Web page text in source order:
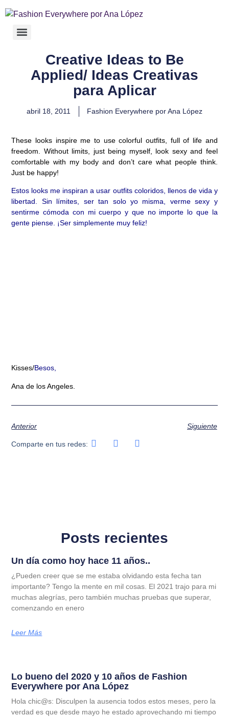
Creative Ideas to Be
Applied/ Ideas Creativas
para Aplicar
abril 18, 2011 Fashion Everywhere por Ana López
These looks inspire me to use colorful outfits, full of life and
freedom. Without limits, just being myself, look sexy and feel
comfortable with my body and don’t care what people think.
Just be happy!
Estos looks me inspiran a usar outfits coloridos, llenos de vida y
libertad. Sin límites, ser tan solo yo misma, verme sexy y
sentirme cómoda con mi cuerpo y que no importe lo que la
gente piense. ¡Ser simplemente muy feliz!
Kisses/Besos,
Ana de los Angeles.
Anterior Siguiente
Comparte en tus redes:
Posts recientes
Un día como hoy hace 11 años..
¿Pueden creer que se me estaba olvidando esta fecha tan
importante? Tengo la mente en mil cosas. El 2021 trajo para mi
muchas alegrías, pero también muchas pruebas que superar,
comenzando en enero
Leer Más
Lo bueno del 2020 y 10 años de Fashion
Everywhere por Ana López
Hola chic@s: Disculpen la ausencia todos estos meses, pero la
verdad es que desde mayo he estado aprovechando mi tiempo